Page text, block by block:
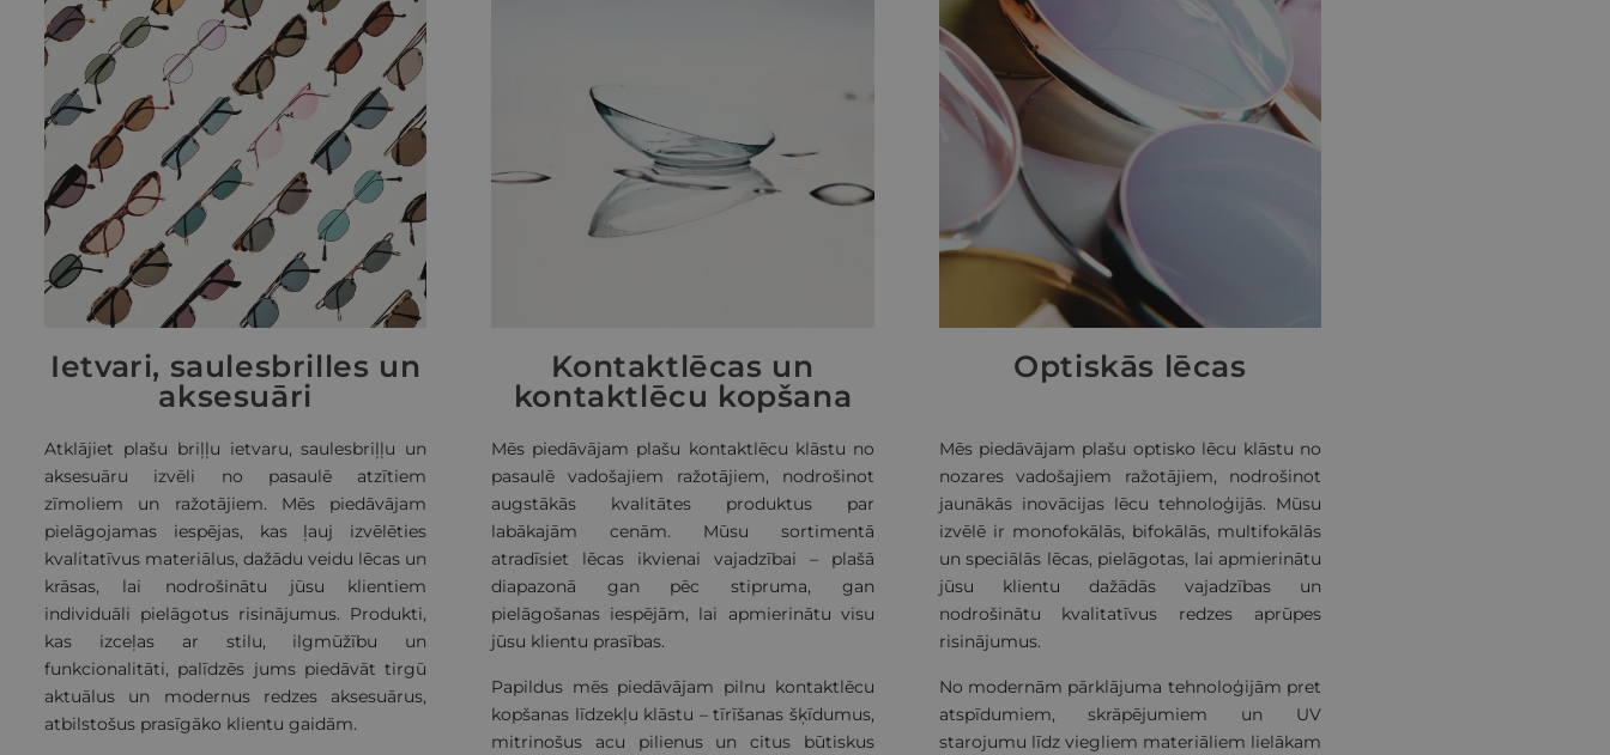
Ietvari, saulesbrilles un
aksesuāri
Atklājiet plašu briļļu ietvaru, saulesbriļļu un
aksesuāru izvēli no pasaulē atzītiem
zīmoliem un ražotājiem. Mēs piedāvājam
pielāgojamas iespējas, kas ļauj izvēlēties
kvalitatīvus materiālus, dažādu veidu lēcas un
krāsas, lai nodrošinātu jūsu klientiem
individuāli pielāgotus risinājumus. Produkti,
kas izceļas ar stilu, ilgmūžību un
funkcionalitāti, palīdzēs jums piedāvāt tirgū
aktuālus un modernus redzes aksesuārus,
atbilstošus prasīgāko klientu gaidām.
Kontaktlēcas un
kontaktlēcu kopšana
Mēs piedāvājam plašu kontaktlēcu klāstu no
pasaulē vadošajiem ražotājiem, nodrošinot
augstākās kvalitātes produktus par
labākajām cenām. Mūsu sortimentā
atradīsiet lēcas ikvienai vajadzībai – plašā
diapazonā gan pēc stipruma, gan
pielāgošanas iespējām, lai apmierinātu visu
jūsu klientu prasības.
Papildus mēs piedāvājam pilnu kontaktlēcu
kopšanas līdzekļu klāstu – tīrīšanas šķīdumus,
mitrinošus acu pilienus un citus būtiskus
Optiskās lēcas
Mēs piedāvājam plašu optisko lēcu klāstu no
nozares vadošajiem ražotājiem, nodrošinot
jaunākās inovācijas lēcu tehnoloģijās. Mūsu
izvēlē ir monofokālās, bifokālās, multifokālās
un speciālās lēcas, pielāgotas, lai apmierinātu
jūsu klientu dažādās vajadzības un
nodrošinātu kvalitatīvus redzes aprūpes
risinājumus.
No modernām pārklājuma tehnoloģijām pret
atspīdumiem, skrāpējumiem un UV
starojumu līdz viegliem materiāliem lielākam